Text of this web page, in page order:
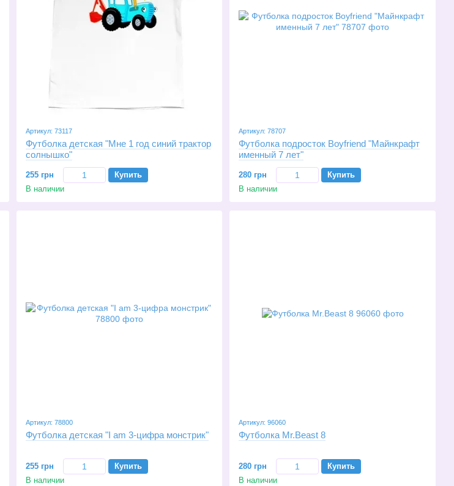
Артикул: 73117
Футболка детская "Мне 1 год синий трактор
солнышко"
255 грн
Купить
В наличии
Артикул: 78707
Футболка подросток Boyfriend "Майнкрафт
именный 7 лет"
280 грн
Купить
В наличии
Артикул: 78800
Футболка детская "I am 3-цифра монстрик"
255 грн
Купить
В наличии
Артикул: 96060
Футболка Mr.Beast 8
280 грн
Купить
В наличии